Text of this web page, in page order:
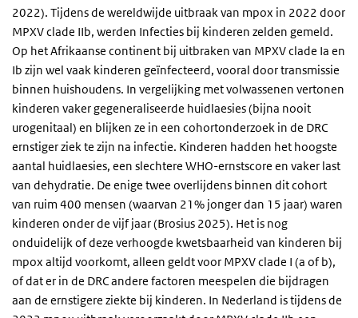
2022). Tijdens de wereldwijde uitbraak van mpox in 2022 door
MPXV clade IIb, werden Infecties bij kinderen zelden gemeld.
Op het Afrikaanse continent bij uitbraken van MPXV clade Ia en
Ib zijn wel vaak kinderen geïnfecteerd, vooral door transmissie
binnen huishoudens. In vergelijking met volwassenen vertonen
kinderen vaker gegeneraliseerde huidlaesies (bijna nooit
urogenitaal) en blijken ze in een cohortonderzoek in de DRC
ernstiger ziek te zijn na infectie. Kinderen hadden het hoogste
aantal huidlaesies, een slechtere WHO-ernstscore en vaker last
van dehydratie. De enige twee overlijdens binnen dit cohort
van ruim 400 mensen (waarvan 21% jonger dan 15 jaar) waren
kinderen onder de vijf jaar (Brosius 2025). Het is nog
onduidelijk of deze verhoogde kwetsbaarheid van kinderen bij
mpox altijd voorkomt, alleen geldt voor MPXV clade I (a of b),
of dat er in de DRC andere factoren meespelen die bijdragen
aan de ernstigere ziekte bij kinderen. In Nederland is tijdens de